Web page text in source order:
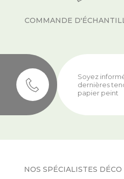
COMMANDE
Soyez
dernières
papier peint
NOS SPÉCIALISTES DÉCO